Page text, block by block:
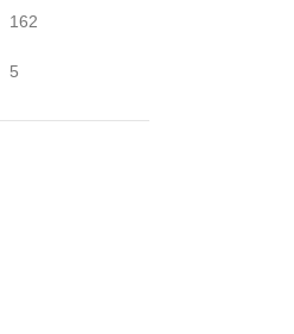
162
5